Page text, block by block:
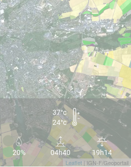
Leaflet | IGN-F/Geoportail
37°c
24°c
20% 04h40 19h14